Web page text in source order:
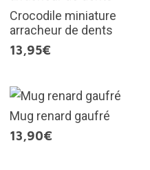
Crocodile miniature
arracheur de dents
13,95€
Mug renard gaufré
13,90€